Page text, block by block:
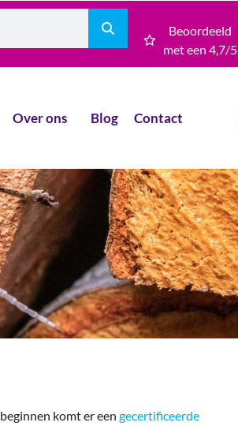
Beoordeeld
met een 4,7/5
Over ons Blog Contact
beginnen komt er een gecertificeerde